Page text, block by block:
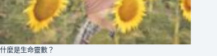
什麼是生命靈數？